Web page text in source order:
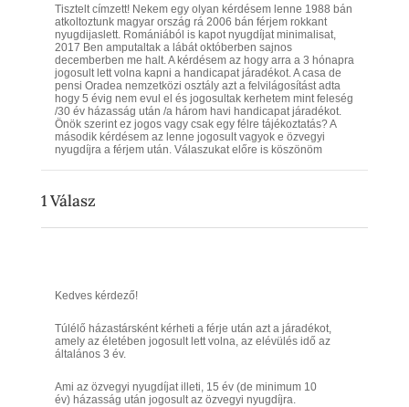
Tisztelt címzett! Nekem egy olyan kérdésem lenne 1988 bán
atkoltoztunk magyar ország rá 2006 bán férjem rokkant
nyugdijaslett. Romániából is kapot nyugdíjat minimalisat,
2017 Ben amputaltak a lábát októberben sajnos
decemberben me halt. A kérdésem az hogy arra a 3 hónapra
jogosult lett volna kapni a handicapat járadékot. A casa de
pensi Oradea nemzetközi osztály azt a felvilágosítást adta
hogy 5 évig nem evul el és jogosultak kerhetem mint feleség
/30 év házasság után /a három havi handicapat járadékot.
Önök szerint ez jogos vagy csak egy félre tájékoztatás? A
második kérdésem az lenne jogosult vagyok e özvegyi
nyugdíjra a férjem után. Válaszukat előre is köszönöm
1Válasz
Kedves kérdező!
Túlélő házastársként kérheti a férje után azt a járadékot,
amely az életében jogosult lett volna, az elévülés idő az
általános 3 év.
Ami az özvegyi nyugdíjat illeti, 15 év (de minimum 10
év) házasság után jogosult az özvegyi nyugdíjra.